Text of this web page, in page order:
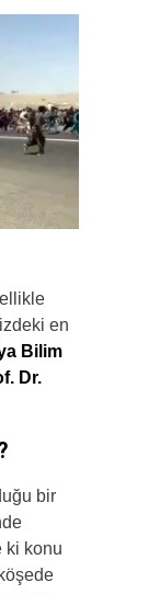
en
Bilim
Dr.
bir
ki konu